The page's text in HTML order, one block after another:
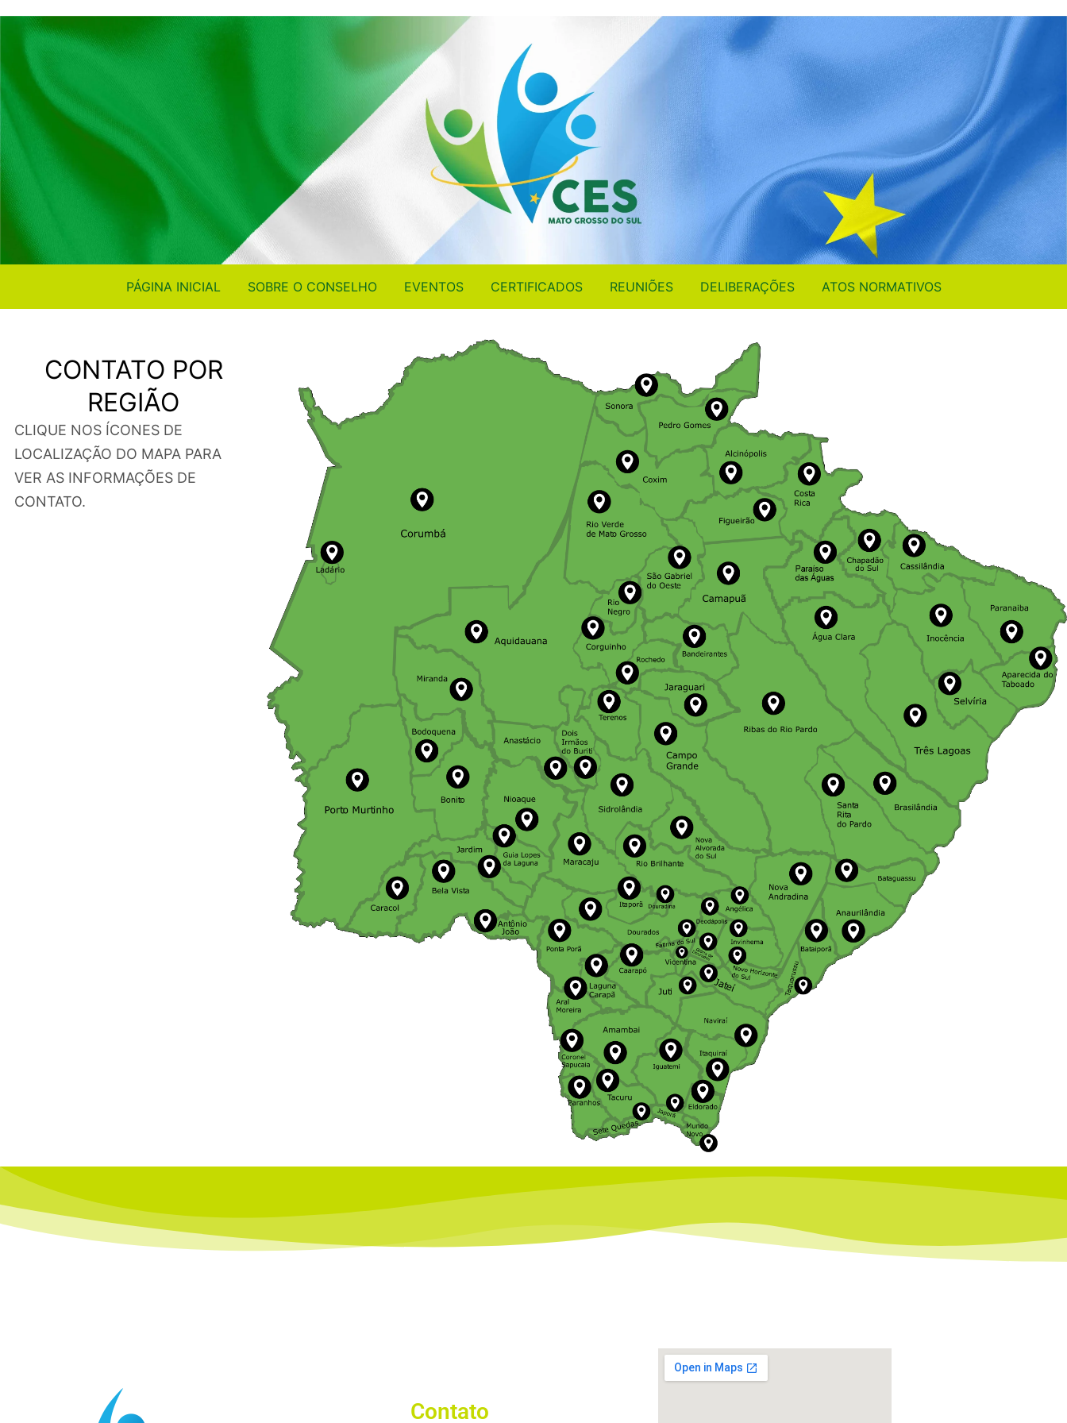
PÁGINA INICIAL SOBRE O CONSELHO EVENTOS CERTIFICADOS REUNIÕES DELIBERAÇÕES ATOS NORMATIVOS
CONTATO POR
REGIÃO
CLIQUE NOS ÍCONES DE
LOCALIZAÇÃO DO MAPA PARA
VER AS INFORMAÇÕES DE
CONTATO.
Contato